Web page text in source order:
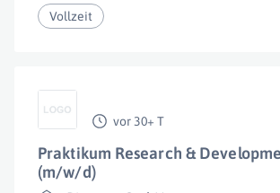
Vollzeit
vor 30+ T
Praktikum Research &
(m/w/d)